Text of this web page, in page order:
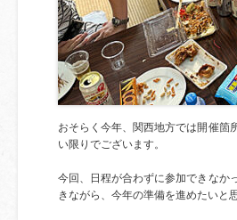
おそらく今年、関西地方では開催箇
い限りでございます。
今回、日程が合わずに参加できなか
きながら、今年の準備を進めたいと